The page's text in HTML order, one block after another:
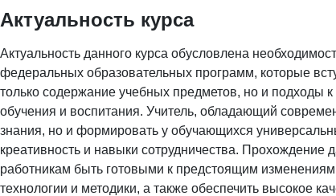
Актуальность курса
Актуальность данного курса обусловлена
федеральных образовательных программ, которые
только содержание учебных предметов, но и подходы к
обучения и воспитания. Учитель, обладающий
знания, но и формировать у обучающихся
креативность и навыки сотрудничества. Прохождение
работникам быть готовыми к предстоящим
технологии и методики, а также обеспечить высокое